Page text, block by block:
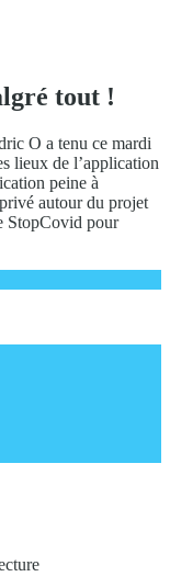
tout !
O a tenu ce mardi
lieux de l’application
peine à
autour du projet
StopCovid pour